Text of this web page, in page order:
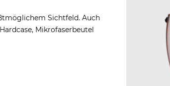
Sichtfeld. Auch
Mikrofaserbeutel